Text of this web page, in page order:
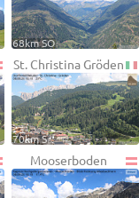
68km SO
St. Christina Gröden
70km S
Mooserboden